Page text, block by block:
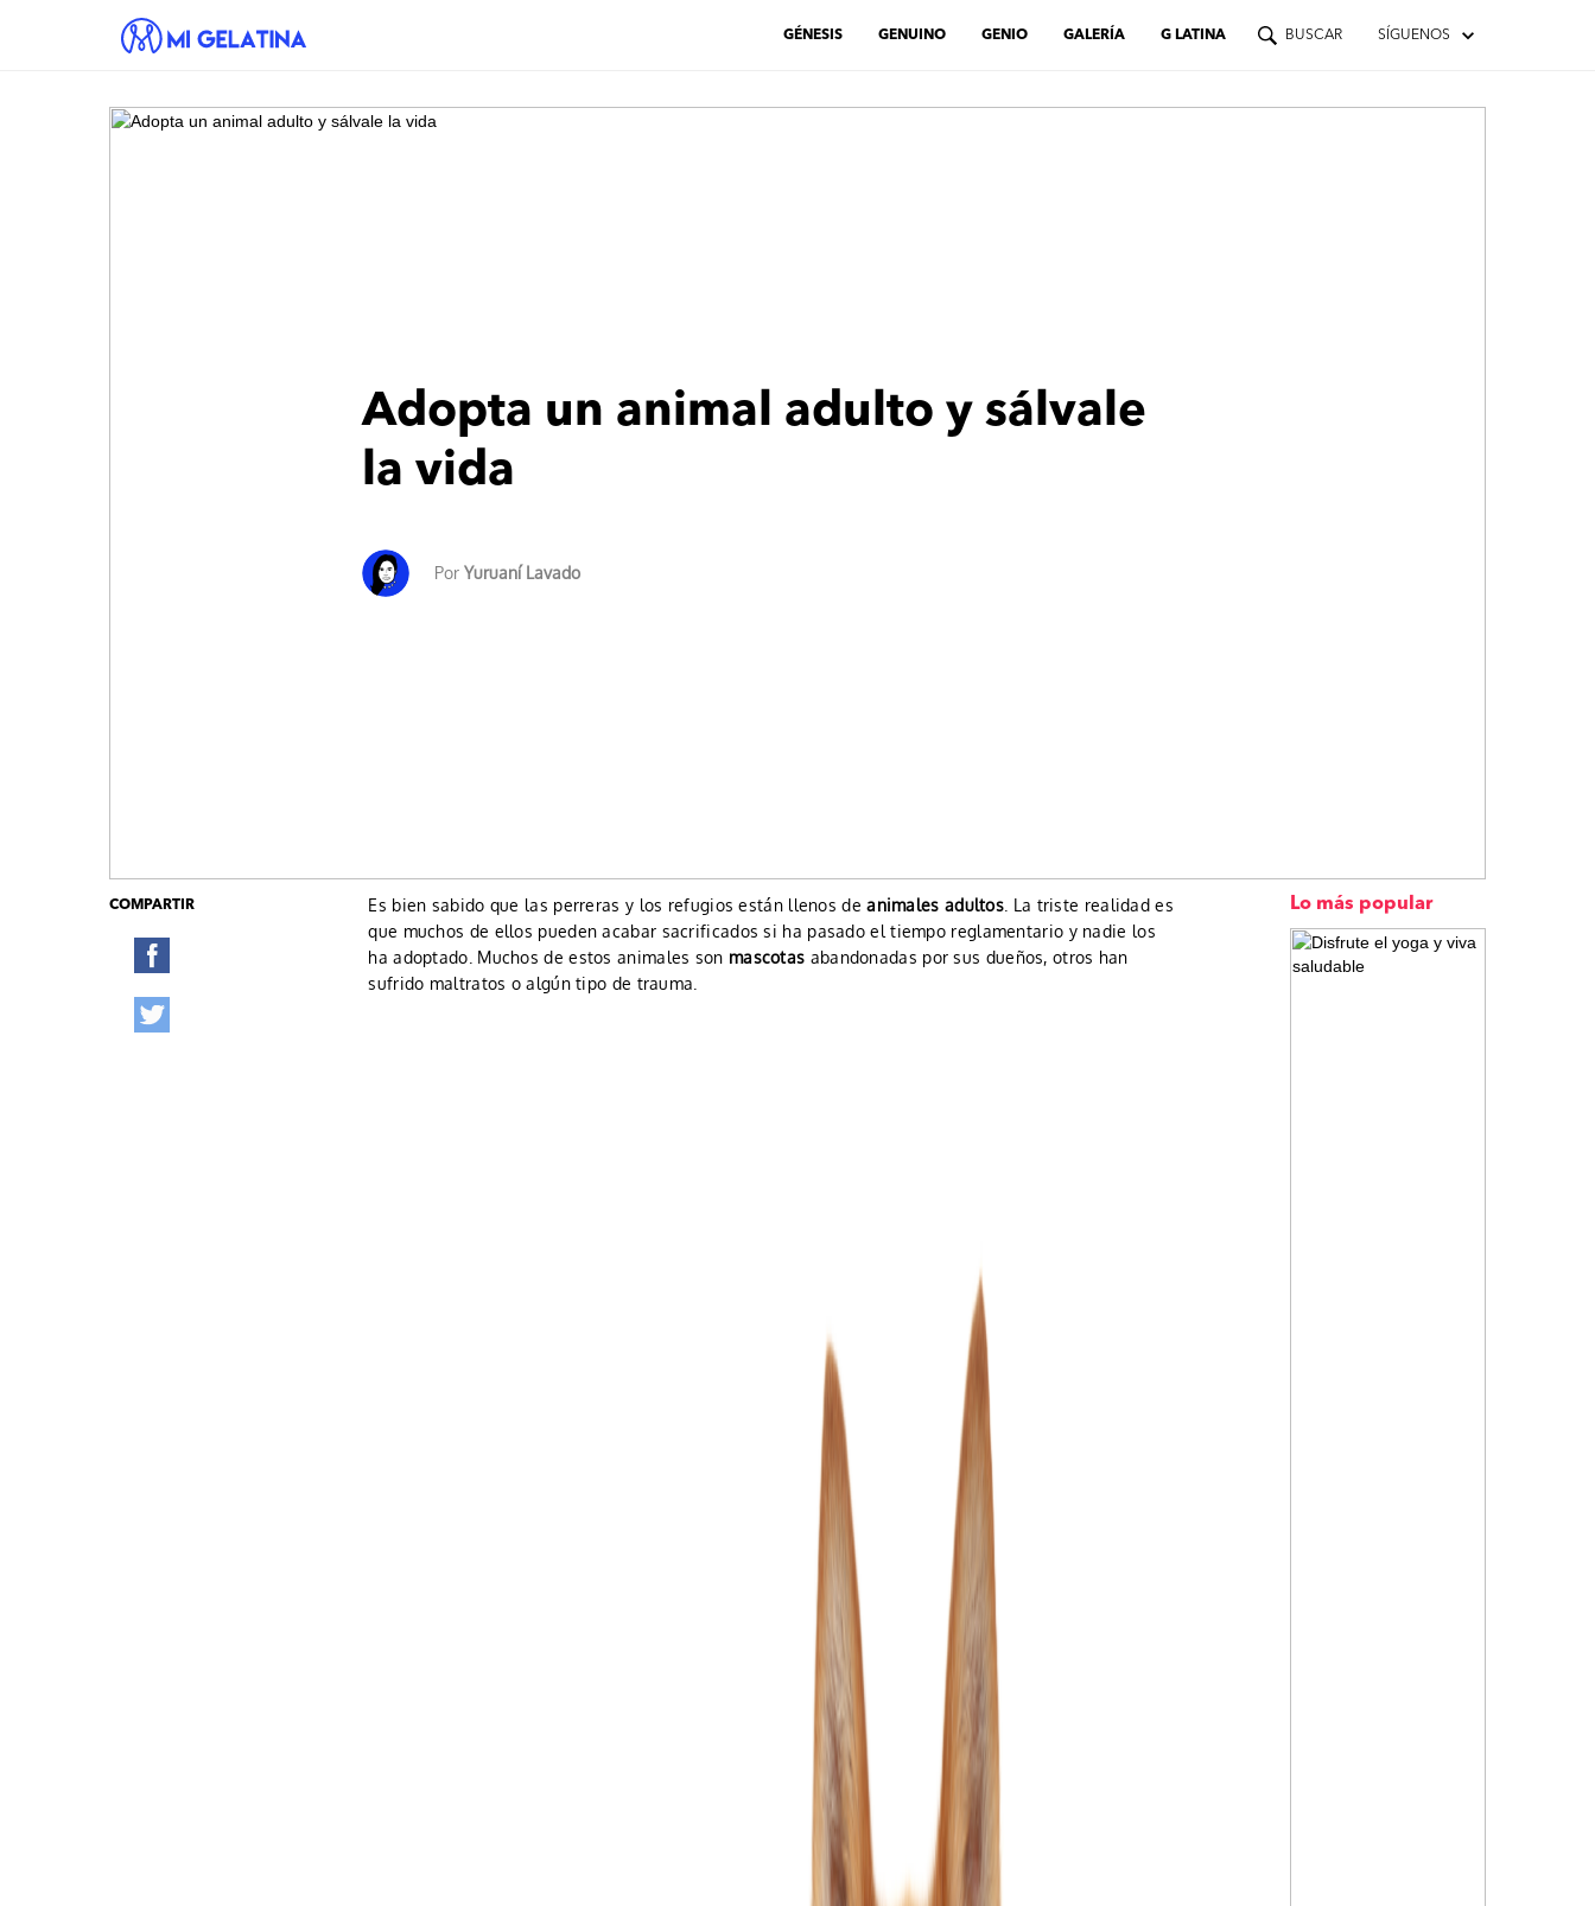
GÉNESIS GENUINO GENIO GALERÍA G LATINA BUSCAR SÍGUENOS
Adopta un animal adulto y sálvale
la vida
Por Yuruaní Lavado
COMPARTIR Es bien sabido que las perreras y los refugios están llenos deanimales adultos . La triste realidad es
que muchos de ellos pueden acabar sacrificados si ha pasado el tiempo reglamentario y nadie los
ha adoptado. Muchos de estos animales son mascotas abandonadas por sus dueños, otros han
sufrido maltratos o algún tipo de trauma.
Lo más popular